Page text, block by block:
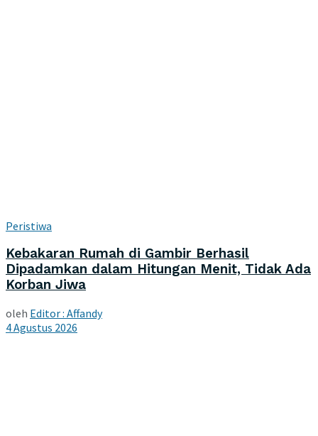
Peristiwa
Kebakaran Rumah di Gambir Berhasil
Dipadamkan dalam Hitungan Menit, Tidak Ada
Korban Jiwa
oleh Editor : Affandy
4 Agustus 2026